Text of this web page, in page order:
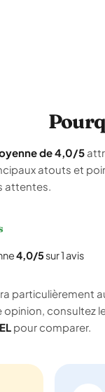
de 4,0/5
atouts et
attentes.
4,0/5sur 1 avis
particulièrement
consultez
pour comparer.